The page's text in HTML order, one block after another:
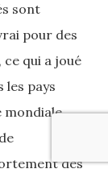
sont
pour des
qui a joué
les pays
mondiale.
des